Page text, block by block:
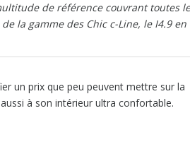
de référence couvrant toutes
la gamme des Chic c-Line, le I4.9 en
un prix que peu peuvent mettre sur la
à son intérieur ultra confortable.